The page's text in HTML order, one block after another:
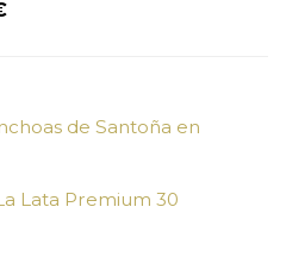
El
de Santoña en
Lata Premium 30